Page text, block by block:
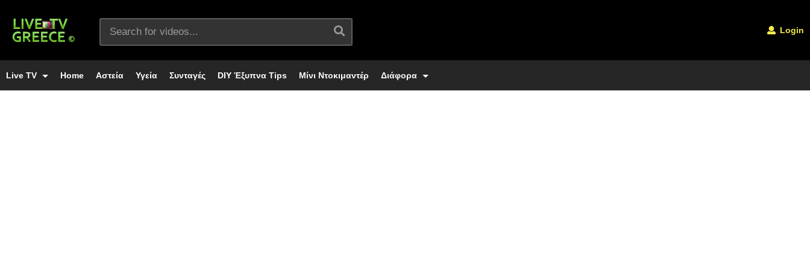
Login
Live TV Home Αστεία Υγεία Συνταγές DIY Έξυπνα Tips Μίνι Ντοκιμαντέρ Διάφορα